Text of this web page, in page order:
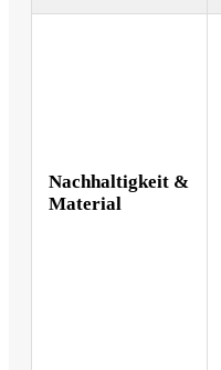
Nachhaltigkeit &
Material